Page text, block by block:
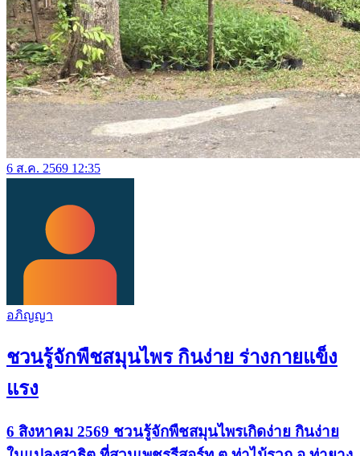
6 ส.ค. 2569 12:35
อภิญญา
ชวนรู้จักพืชสมุนไพร กินง่าย ร่างกายแข็ง
แรง
6 สิงหาคม 2569 ชวนรู้จักพืชสมุนไพรเกิดง่าย กินง่าย